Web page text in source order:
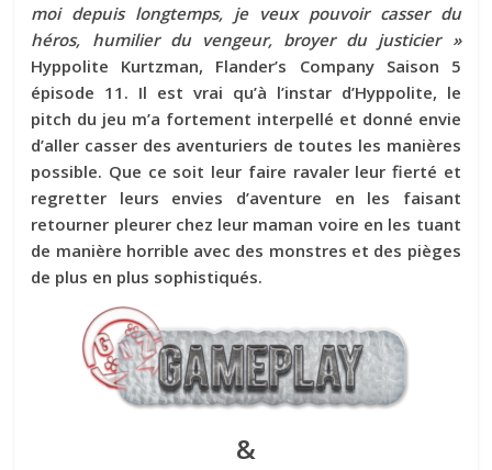
moi depuis longtemps, je veux pouvoir casser du
héros, humilier du vengeur, broyer du justicier »
Hyppolite Kurtzman, Flander’s Company Saison 5
épisode 11. Il est vrai qu’à l’instar d’Hyppolite, le
pitch du jeu m’a fortement interpellé et donné envie
d’aller casser des aventuriers de toutes les manières
possible. Que ce soit leur faire ravaler leur fierté et
regretter leurs envies d’aventure en les faisant
retourner pleurer chez leur maman voire en les tuant
de manière horrible avec des monstres et des pièges
de plus en plus sophistiqués.
&